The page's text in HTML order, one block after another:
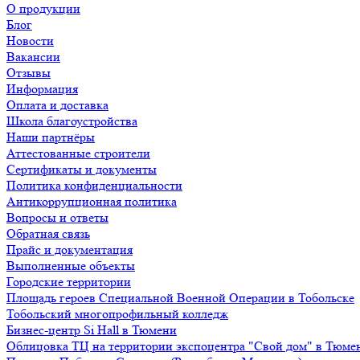
О продукции
Блог
Новости
Вакансии
Отзывы
Информация
Оплата и доставка
Школа благоустройства
Наши партнёры
Аттестованные строители
Сертификаты и документы
Политика конфиденциальности
Антикоррупционная политика
Вопросы и ответы
Обратная связь
Прайс и документация
Выполненные объекты
Городские территории
Площадь героев Специальной Военной Операции в Тобольске
Тобольский многопрофильный колледж
Бизнес-центр Si Hall в Тюмени
Облицовка ТЦ на территории экспоцентра "Свой дом" в